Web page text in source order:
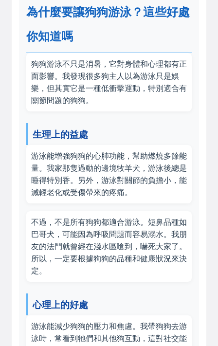
為什麼要讓狗狗游泳？這些好處
你知道嗎
狗狗游泳不只是消暑，它對身體和心理都有正
面影響。我發現很多狗主人以為游泳只是娛
樂，但其實它是一種低衝擊運動，特別適合有
關節問題的狗狗。
生理上的益處
游泳能增強狗狗的心肺功能，幫助燃燒多餘能
量。我家那隻過動的邊境牧羊犬，游泳後總是
睡得特別香。另外，游泳對關節的負擔小，能
減輕老化或受傷帶來的疼痛。
不過，不是所有狗狗都適合游泳。短鼻品種如
巴哥犬，可能因為呼吸問題而容易溺水。我朋
友的法鬥就曾經在淺水區嗆到，嚇死大家了。
所以，一定要根據狗狗的品種和健康狀況來決
定。
心理上的好處
游泳能減少狗狗的壓力和焦慮。我帶狗狗去游
泳時，常看到牠們和其他狗互動，這對社交能